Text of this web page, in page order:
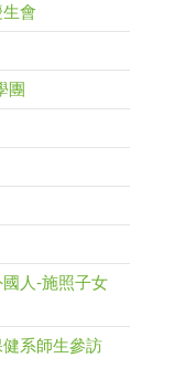
會
團
人-施照子女
系師生參訪